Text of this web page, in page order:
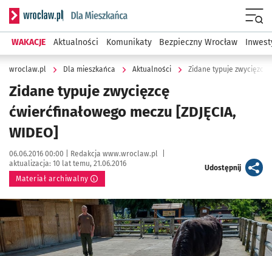
Serwis informacyjny wroclaw.pl podserwis: Dla mieszkańca
WAKACJE Aktualności Komunikaty Bezpieczny Wrocław
wroclaw.pl Dla mieszkańca Aktualności Zidane typuje zwycięzcę
Zidane typuje zwycięzcę
ćwierćfinałowego meczu [ZDJĘCIA,
WIDEO]
Data publikacji:
06.06.2016 00:00 | Autor:
Redakcja www.wroclaw.pl
aktualizacja: 10 lat temu, 21.06.2016
Materiał archiwalny
Udostępnijartykuł
Kliknij, aby powiększyć